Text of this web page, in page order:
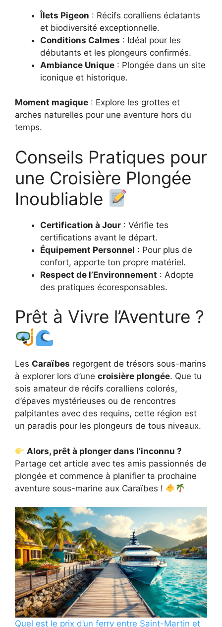
Îlets Pigeon : Récifs coralliens éclatants
et biodiversité exceptionnelle.
Conditions Calmes : Idéal pour les
débutants et les plongeurs confirmés.
Ambiance Unique : Plongée dans un site
iconique et historique.
Moment magique : Explore les grottes et
arches naturelles pour une aventure hors du
temps.
Conseils Pratiques pour
une Croisière Plongée
Inoubliable
Certification à Jour : Vérifie tes
certifications avant le départ.
Équipement Personnel : Pour plus de
confort, apporte ton propre matériel.
Respect de l’Environnement : Adopte
des pratiques écoresponsables.
Prêt à Vivre l’Aventure ?
Les Caraïbes regorgent de trésors sous-marins
à explorer lors d’une croisière plongée. Que tu
sois amateur de récifs coralliens colorés,
d’épaves mystérieuses ou de rencontres
palpitantes avec des requins, cette région est
un paradis pour les plongeurs de tous niveaux.
Alors, prêt à plonger dans l’inconnu ?
Partage cet article avec tes amis passionnés de
plongée et commence à planifier ta prochaine
aventure sous-marine aux Caraïbes !
Quel est le prix d’un ferry entre Saint-Martin et